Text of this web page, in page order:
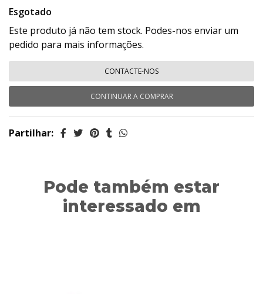
Esgotado
Este produto já não tem stock. Podes-nos enviar um
pedido para mais informações.
CONTACTE-NOS
CONTINUAR A COMPRAR
Partilhar:
Pode também estar
interessado em